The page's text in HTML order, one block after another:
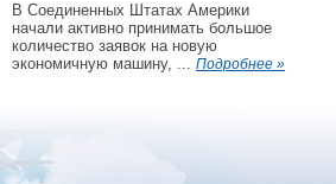
В Соединенных Штатах Америки
начали активно принимать большое
количество заявок на новую
экономичную машину, ... Подробнее »